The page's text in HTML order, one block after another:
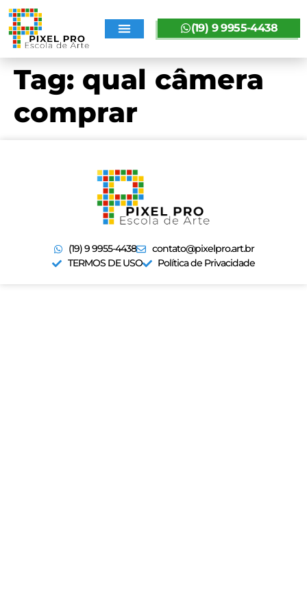
(19) 9 9955-4438
Tag: qual câmera
comprar
(19) 9 9955-4438
contato@pixelpro.art.br
TERMOS DE USO
Política de Privacidade